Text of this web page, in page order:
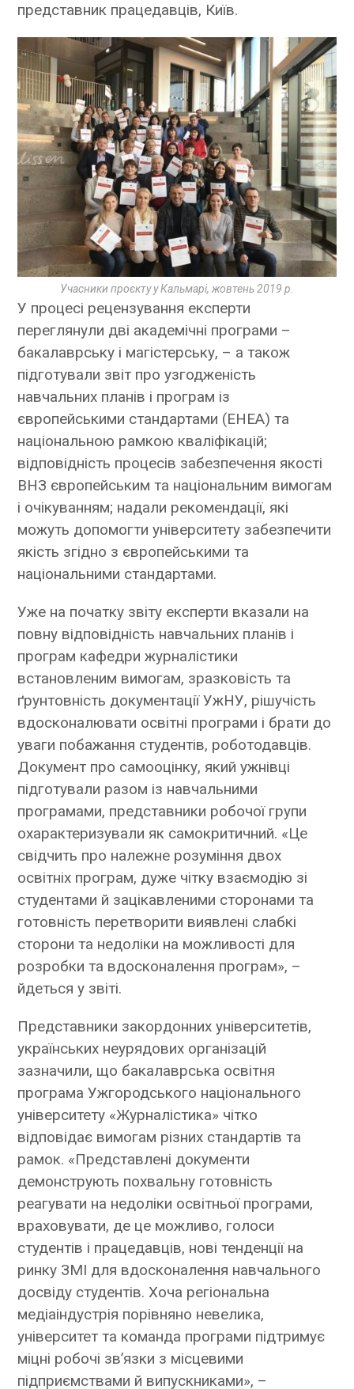
представник працедавців, Київ.
Учасники проєкту у Кальмарі, жовтень 2019 р.
У процесі рецензування експерти
переглянули дві академічні програми –
бакалаврську і магістерську, – а також
підготували звіт про узгодженість
навчальних планів і програм із
європейськими стандартами (EHEA) та
національною рамкою кваліфікацій;
відповідність процесів забезпечення якості
ВНЗ європейським та національним вимогам
і очікуванням; надали рекомендації, які
можуть допомогти університету забезпечити
якість згідно з європейськими та
національними стандартами.
Уже на початку звіту експерти вказали на
повну відповідність навчальних планів і
програм кафедри журналістики
встановленим вимогам, зразковість та
ґрунтовність документації УжНУ, рішучість
вдосконалювати освітні програми і брати до
уваги побажання студентів, роботодавців.
Документ про самооцінку, який ужнівці
підготували разом із навчальними
програмами, представники робочої групи
охарактеризували як самокритичний. «Це
свідчить про належне розуміння двох
освітніх програм, дуже чітку взаємодію зі
студентами й зацікавленими сторонами та
готовність перетворити виявлені слабкі
сторони та недоліки на можливості для
розробки та вдосконалення програм», –
йдеться у звіті.
Представники закордонних університетів,
українських неурядових організацій
зазначили, що бакалаврська освітня
програма Ужгородського національного
університету «Журналістика» чітко
відповідає вимогам різних стандартів та
рамок. «Представлені документи
демонструють похвальну готовність
реагувати на недоліки освітньої програми,
враховувати, де це можливо, голоси
студентів і працедавців, нові тенденції на
ринку ЗМІ для вдосконалення навчального
досвіду студентів. Хоча регіональна
медіаіндустрія порівняно невелика,
університет та команда програми підтримує
міцні робочі зв’язки з місцевими
підприємствами й випускниками», –